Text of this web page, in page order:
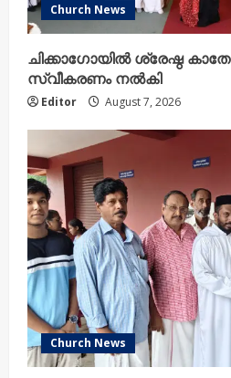
Church News
ചിക്കാഗോയിൽ ശ്രേഷ്ഠ
സ്വീകരണം നൽകി
Editor August 7, 2026
Church News